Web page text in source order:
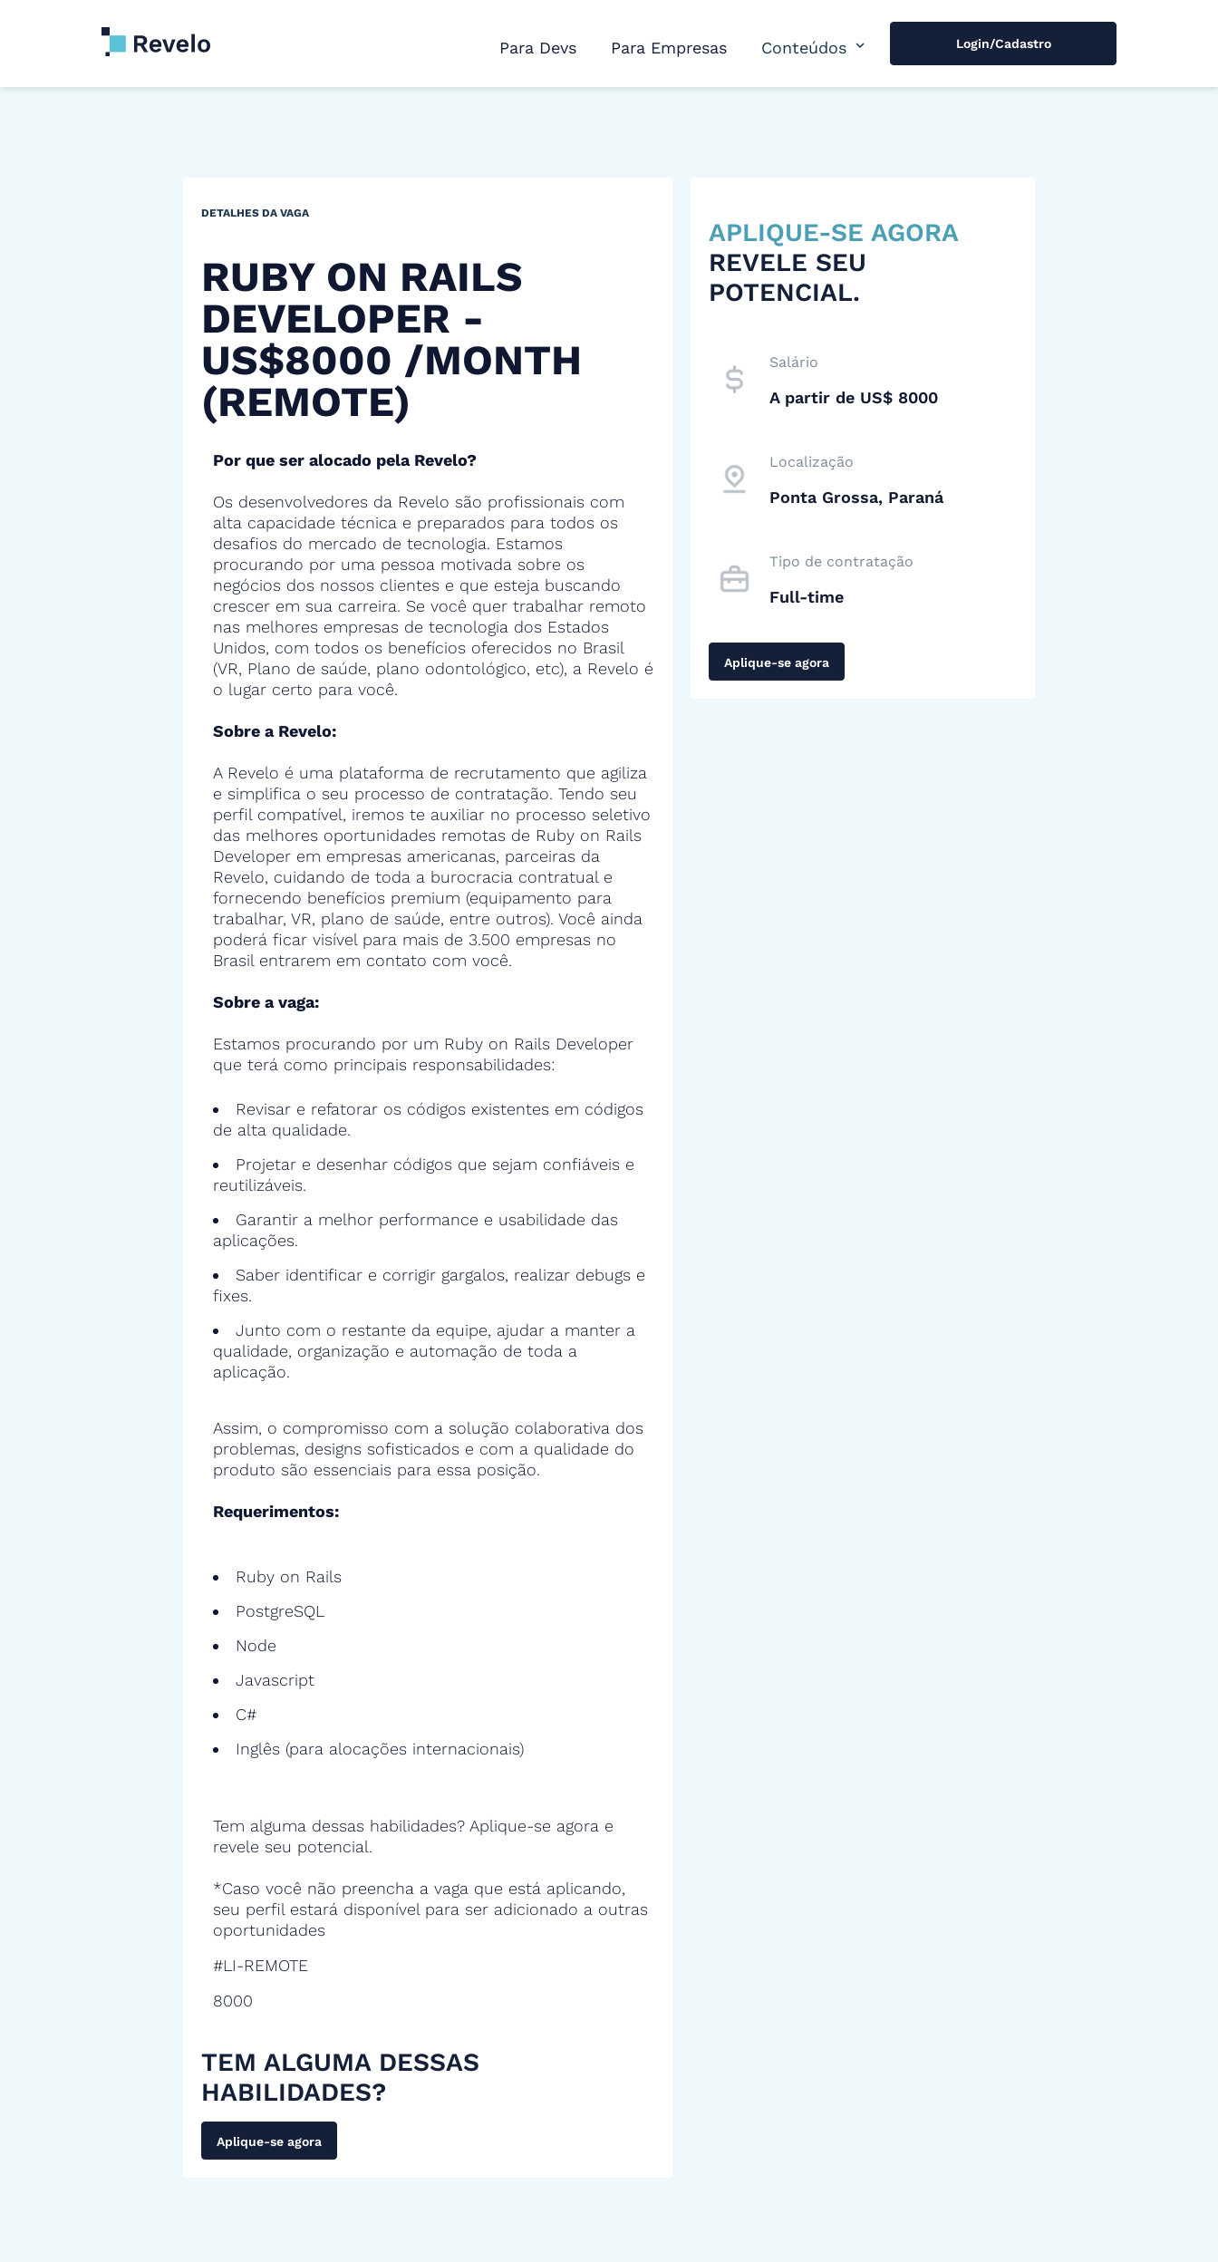
Para Devs Para Empresas Conteúdos expand_more Login/Cadastro
DETALHES DA VAGA
RUBY ON RAILS
DEVELOPER -
US$8000 /MONTH
(REMOTE)
Por que ser alocado pela Revelo?
Os desenvolvedores da Revelo são profissionais com
alta capacidade técnica e preparados para todos os
desafios do mercado de tecnologia. Estamos
procurando por uma pessoa motivada sobre os
negócios dos nossos clientes e que esteja buscando
crescer em sua carreira. Se você quer trabalhar remoto
nas melhores empresas de tecnologia dos Estados
Unidos, com todos os benefícios oferecidos no Brasil
(VR, Plano de saúde, plano odontológico, etc), a Revelo é
o lugar certo para você.
Sobre a Revelo:
A Revelo é uma plataforma de recrutamento que agiliza
e simplifica o seu processo de contratação. Tendo seu
perfil compatível, iremos te auxiliar no processo seletivo
das melhores oportunidades remotas de Ruby on Rails
Developer em empresas americanas, parceiras da
Revelo, cuidando de toda a burocracia contratual e
fornecendo benefícios premium (equipamento para
trabalhar, VR, plano de saúde, entre outros). Você ainda
poderá ficar visível para mais de 3.500 empresas no
Brasil entrarem em contato com você.
Sobre a vaga:
Estamos procurando por um Ruby on Rails Developer
que terá como principais responsabilidades:
Revisar e refatorar os códigos existentes em códigos
de alta qualidade.
Projetar e desenhar códigos que sejam confiáveis e
reutilizáveis.
Garantir a melhor performance e usabilidade das
aplicações.
Saber identificar e corrigir gargalos, realizar debugs e
fixes.
Junto com o restante da equipe, ajudar a manter a
qualidade, organização e automação de toda a
aplicação.
Assim, o compromisso com a solução colaborativa dos
problemas, designs sofisticados e com a qualidade do
produto são essenciais para essa posição.
Requerimentos:
Ruby on Rails
PostgreSQL
Node
Javascript
C#
Inglês (para alocações internacionais)
Tem alguma dessas habilidades? Aplique-se agora e
revele seu potencial.
*Caso você não preencha a vaga que está aplicando,
seu perfil estará disponível para ser adicionado a outras
oportunidades
#LI-REMOTE
8000
TEM ALGUMA DESSAS
HABILIDADES?
Aplique-se agora
APLIQUE-SE AGORA
REVELE SEU
POTENCIAL.
Salário
A partir de US$ 8000
Localização
Ponta Grossa, Paraná
Tipo de contratação
Full-time
Aplique-se agora